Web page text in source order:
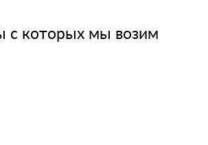
с которых мы возим